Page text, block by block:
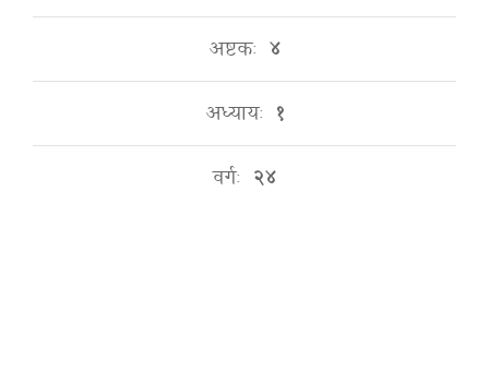
अष्टकः ४
अध्यायः १
वर्गः २४